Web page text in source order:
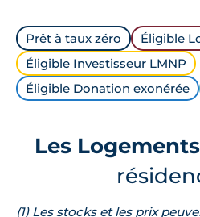
Prêt à taux zéro
Éligible
Éligible Investisseur LMNP
Éligible Donation exonérée
Les
(1) Les stocks et les prix